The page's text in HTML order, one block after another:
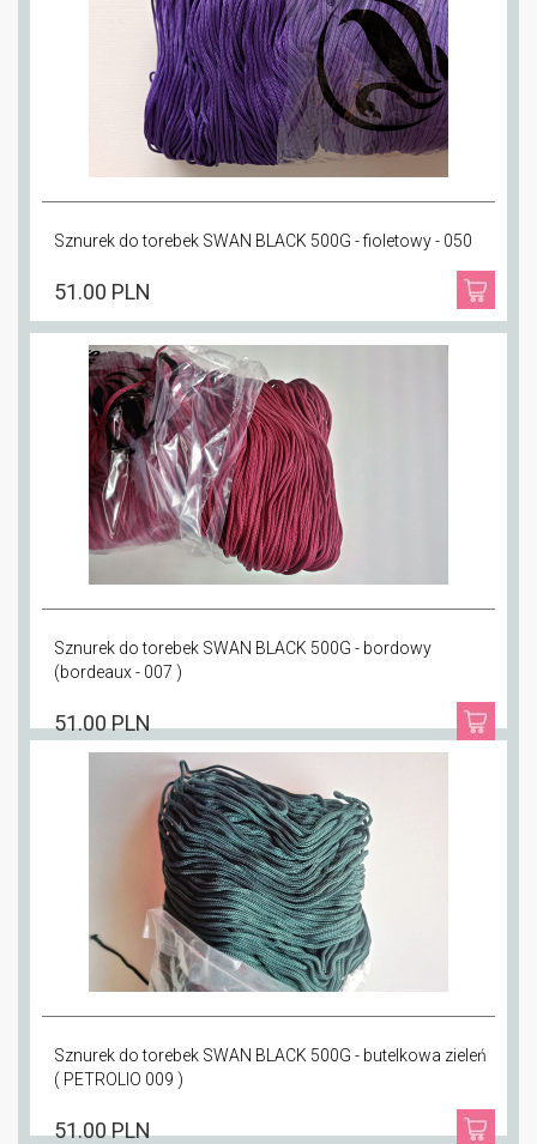
Sznurek do torebek SWAN BLACK 500G - fioletowy - 050
51.00 PLN
Sznurek do torebek SWAN BLACK 500G - bordowy
(bordeaux - 007 )
51.00 PLN
Sznurek do torebek SWAN BLACK 500G - butelkowa zieleń
( PETROLIO 009 )
51.00 PLN